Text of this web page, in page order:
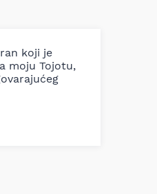
koji je
moju Tojotu,